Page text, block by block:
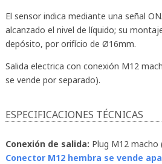
El sensor indica mediante una señal
alcanzado el nivel de líquido; su
depósito, por orifício de Ø16mm.
Salida electrica con conexión M12
se vende por separado).
ESPECIFICACIONES TÉCNICAS
Conexión de salida: Plug M12 macho
Conector M12 hembra se vende